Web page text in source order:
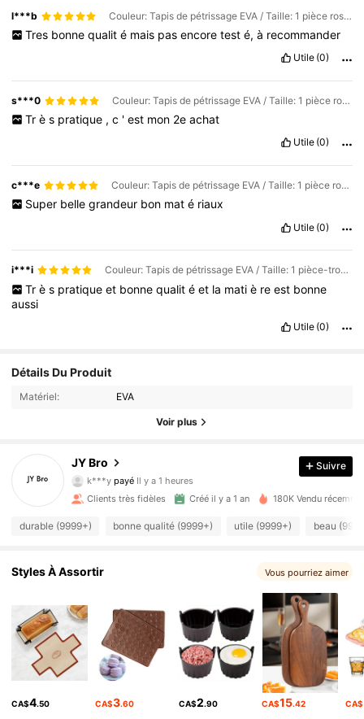
l***b Couleur: Tapis de pétrissage EVA / Taille: 1 pièce rose grande taille
Tres bonne qualit é mais pas encore test é, à recommander
Utile (0)
s***0 Couleur: Tapis de pétrissage EVA / Taille: 1 pièce rose grande taille
Tr è s pratique , c ' est mon 2e achat
Utile (0)
c***e Couleur: Tapis de pétrissage EVA / Taille: 1 pièce rose grande taille
Super belle grandeur bon mat é riaux
Utile (0)
i***i Couleur: Tapis de pétrissage EVA / Taille: 1 pièce-trompette rose
Tr è s pratique et bonne qualit é et la mati è re est bonne
aussi
Utile (0)
Détails Du Produit
Matériel: EVA
Voir plus
JY Bro
4.93
9.2K Suiveurs
k***y payé Il y a 1 heures
4.93
4.93 9.2K Suiveurs
4.93 9.2K Suiveurs
Suivre
Clients très fidèles Créé il y a 1 an 180K Vendu
durable (9999+) bonne qualité (9999+) utile (9999+) beau
Styles À Assortir Vous pourriez aimer
CA$4.50 CA$3.60 CA$2.90 CA$15.42 CA$